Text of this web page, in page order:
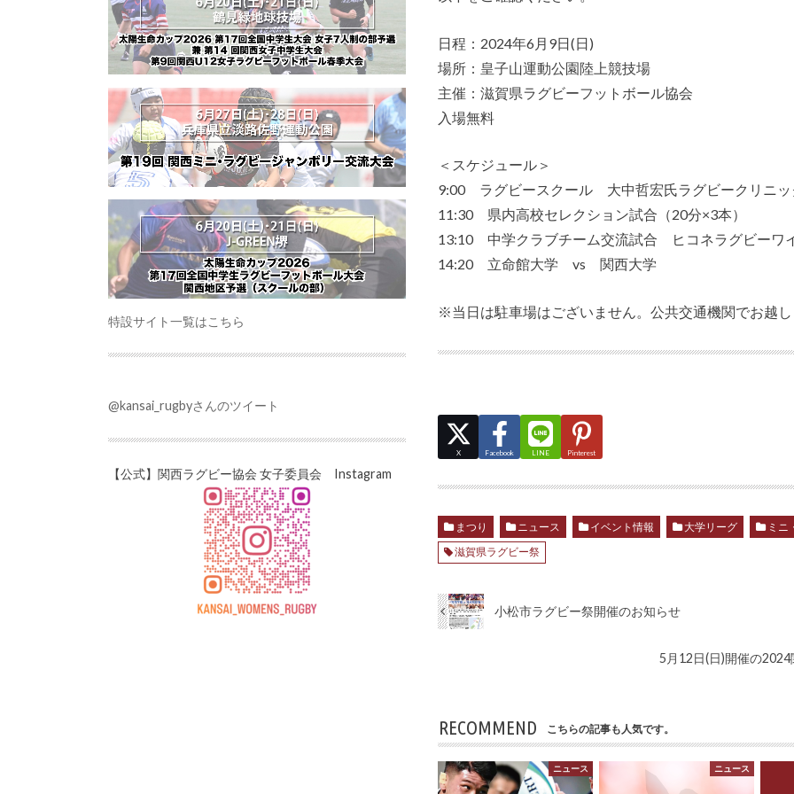
日程：2024年6月9日(日)
場所：皇子山運動公園陸上競技場
主催：滋賀県ラグビーフットボール協会
入場無料
＜スケジュール＞
9:00 ラグビースクール 大中哲宏氏ラグビークリニッ
11:30 県内高校セレクション試合（20分×3本）
13:10 中学クラブチーム交流試合 ヒコネラグビー
14:20 立命館大学 vs 関西大学
※当日は駐車場はございません。公共交通機関でお越
X Facebook LINE Pinterest
まつり ニュース イベント情報 大学リーグ
ミニ
滋賀県ラグビー祭
小松市ラグビー祭開催のお知らせ
5月12日(日)開催の
RECOMMEND こちらの記事も人気です。
ニュース ニュース
特設サイト一覧はこちら
@kansai_rugbyさんのツイート
【公式】関西ラグビー協会 女子委員会 Instagram